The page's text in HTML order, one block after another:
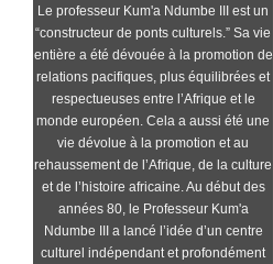
Le professeur Kum'a Ndumbe III est un
“constructeur de ponts culturels.” Sa vie
entière a été dévouée à la promotion de
relations pacifiques, plus équilibrées et
respectueuses entre l’Afrique et le
monde européen. Cela a aussi été une
vie dévolue à la promotion et au
rehaussement de l’Afrique, de la culture
et de l’histoire africaine. Au début des
années 80, le Professeur Kum'a
Ndumbe III a lancé l’idée d’un centre
culturel indépendant et profondément